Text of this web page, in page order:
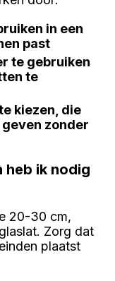
in een
past
te gebruiken
te
kiezen, die
zonder
heb ik nodig
20-30 cm,
Zorg dat
plaatst